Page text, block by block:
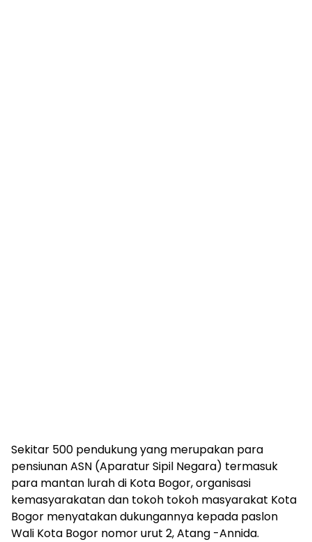
Sekitar 500 pendukung yang merupakan para
pensiunan ASN (Aparatur Sipil Negara) termasuk
para mantan lurah di Kota Bogor, organisasi
kemasyarakatan dan tokoh tokoh masyarakat Kota
Bogor menyatakan dukungannya kepada paslon
Wali Kota Bogor nomor urut 2, Atang -Annida.